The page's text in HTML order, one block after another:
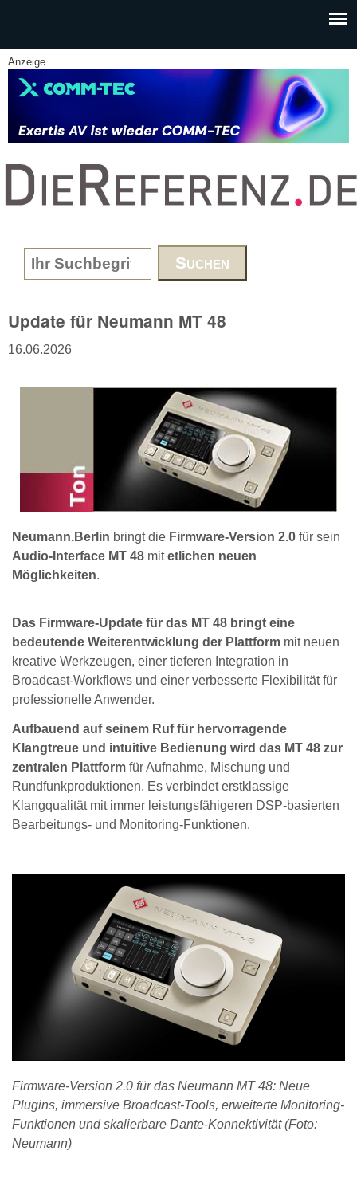
Anzeige
www.DieReferenz.de
Search form
Update für Neumann MT 48
16.06.2026
Neumann.Berlin bringt die Firmware-Version 2.0 für sein
Audio-Interface MT 48 mitetlichen neuen
Möglichkeiten.
Das Firmware-Update für das MT 48 bringt eine
bedeutende Weiterentwicklung der Plattform mit neuen
kreative Werkzeugen, einer tieferen Integration in
Broadcast-Workflows und einer verbesserte Flexibilität für
professionelle Anwender.
Aufbauend auf seinem Ruf für hervorragende
Klangtreue und intuitive Bedienung wird das MT 48 zur
zentralen Plattform für Aufnahme, Mischung und
Rundfunkproduktionen. Es verbindet erstklassige
Klangqualität mit immer leistungsfähigeren DSP-basierten
Bearbeitungs- und Monitoring-Funktionen.
Firmware-Version 2.0 für das Neumann MT 48: Neue
Plugins, immersive Broadcast-Tools, erweiterte Monitoring-
Funktionen und skalierbare Dante-Konnektivität (Foto:
Neumann)